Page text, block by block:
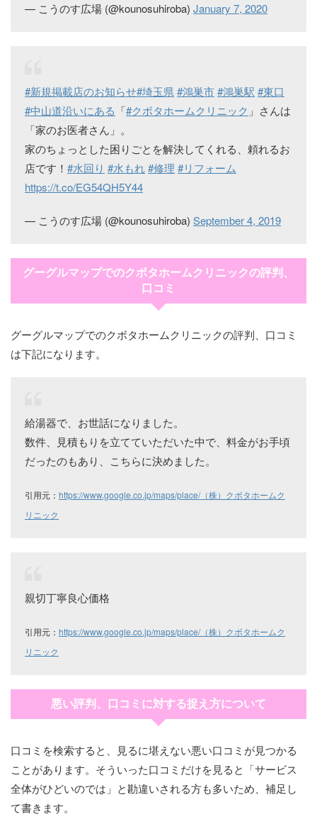
— こうのす広場 (@kounosuhiroba) January 7, 2020
#新規掲載店のお知らせ#埼玉県 #鴻巣市#鴻巣駅 #東口
#中山道沿いにある 「#クボタホームクリニック 」さんは
「家のお医者さん」。
家のちょっとした困りごとを解決してくれる、頼れるお
店です！ #水回り #水もれ#修理 #リフォーム
https://t.co/EG54QH5Y44
— こうのす広場 (@kounosuhiroba) September 4, 2019
グーグルマップでのクボタホームクリニックの評判、
口コミ
グーグルマップでのクボタホームクリニックの評判、口コミ
は下記になります。
給湯器で、お世話になりました。
数件、見積もりを立てていただいた中で、料金がお手頃
だったのもあり、こちらに決めました。
引用元： https://www.google.co.jp/maps/place/（株）クボタホームク
リニック
親切丁寧良心価格
引用元： https://www.google.co.jp/maps/place/（株）クボタホームク
リニック
悪い評判、口コミに対する捉え方について
口コミを検索すると、見るに堪えない悪い口コミが見つかる
ことがあります。そういった口コミだけを見ると「サービス
全体がひどいのでは」と勘違いされる方も多いため、補足し
て書きます。